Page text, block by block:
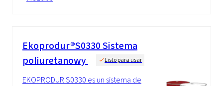
Ekoprodur®S0330 Sistema
poliuretanowy
Listo para usar
EKOPRODUR S0330 es un sistema de